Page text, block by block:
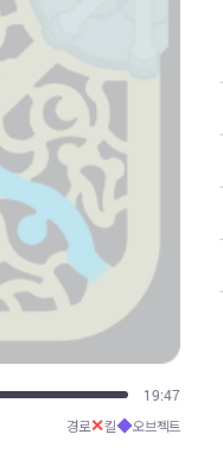
28:35
경로✕킬◆오브젝트